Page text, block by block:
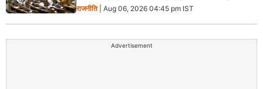
राजनीति| Aug 06, 2026 04:45 pm IST
Advertisement